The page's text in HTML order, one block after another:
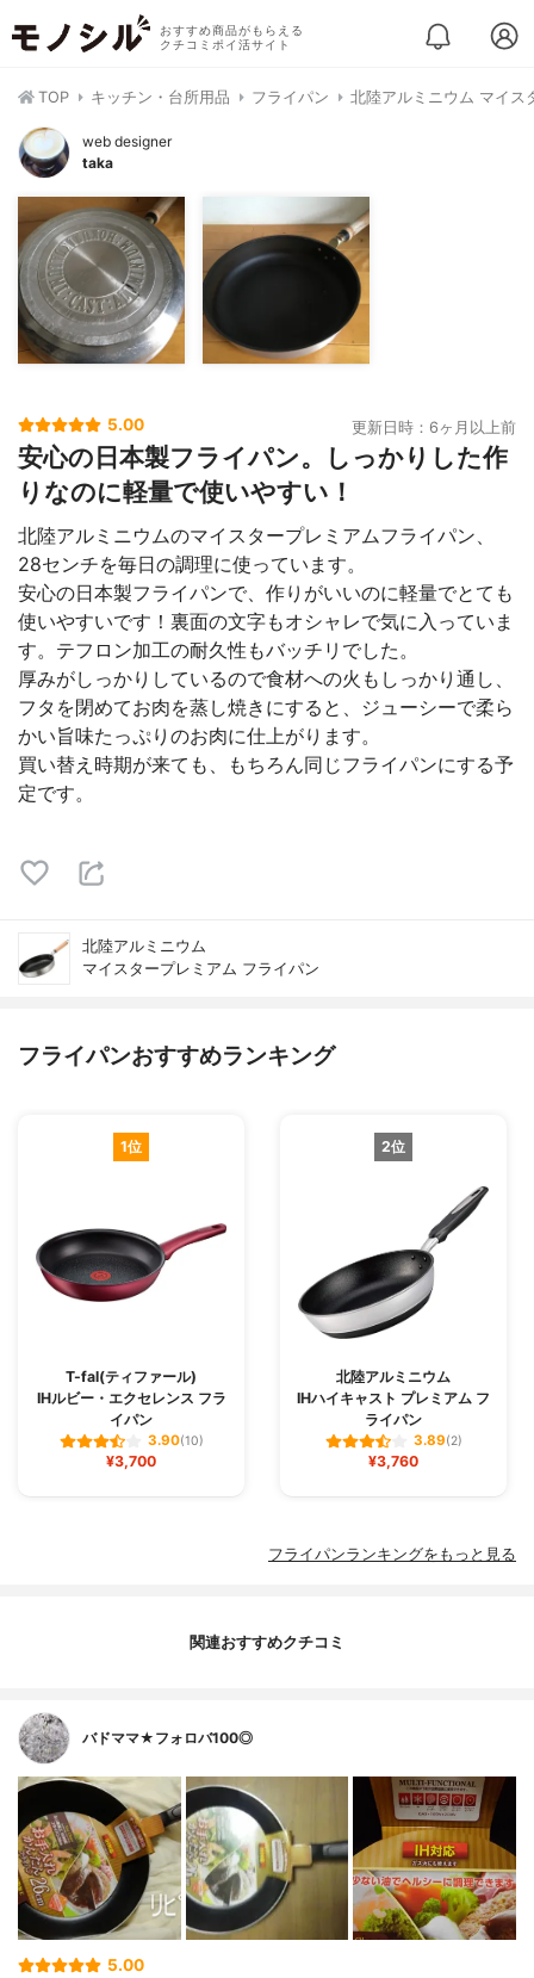
おすすめ商品がもらえる
クチコミポイ活サイト
TOP キッチン・台所用品 フライパン 北陸アルミニウム マイス
web designer
taka
5.00 更新日時：6ヶ月以上前
安心の日本製フライパン。しっかりした作
りなのに軽量で使いやすい！
北陸アルミニウムのマイスタープレミアムフライパン、
28センチを毎日の調理に使っています。
安心の日本製フライパンで、作りがいいのに軽量でとても
使いやすいです！裏面の文字もオシャレで気に入っていま
す。テフロン加工の耐久性もバッチリでした。
厚みがしっかりしているので食材への火もしっかり通し、
フタを閉めてお肉を蒸し焼きにすると、ジューシーで柔ら
かい旨味たっぷりのお肉に仕上がります。
買い替え時期が来ても、もちろん同じフライパンにする予
定です。
北陸アルミニウム
マイスタープレミアム フライパン
フライパンおすすめランキング
1位
T-fal(ティファール)
IHルビー・エクセレンス フラ
イパン
3.90(10)
¥3,700
2位
北陸アルミニウム
IHハイキャスト プレミアム フ
ライパン
3.89(2)
¥3,760
フライパンランキングをもっと見る
関連おすすめクチコミ
バドママ★フォロバ100◎
5.00